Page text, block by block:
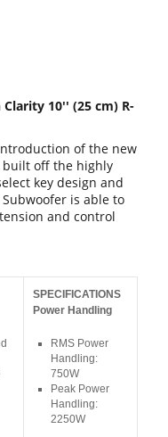
10′′ (25 cm) R-
of the new
built off the highly
key design and
is able to
and control
SPECIFICATIONS
Power Handling
RMS Power
Handling:
750W
Peak Power
Handling:
2250W